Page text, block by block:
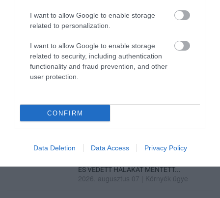
I want to allow Google to enable storage
related to personalization.
I want to allow Google to enable storage
related to security, including authentication
functionality and fraud prevention, and other
user protection.
CONFIRM
Data Deletion Data Access Privacy Policy
TÍZ ÉVE NEM VOLT ILYEN ALACSONY AZ
Mindenki ügye
ÖS FŐÚTON EGERBEN
2026. augusztus 07
ÉS VÉDETT HALAKAT MENTETT...
2026. augusztus 07 Környék ügye